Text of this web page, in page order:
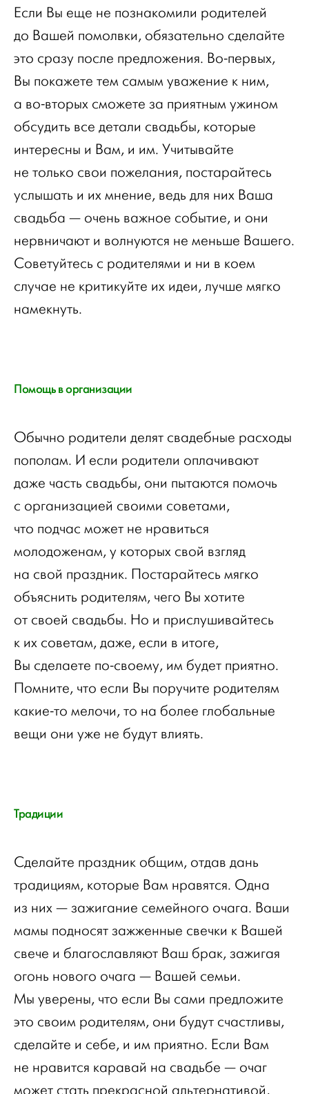
Если Вы еще не познакомили родителей
до Вашей помолвки, обязательно сделайте
это сразу после предложения. Во-первых,
Вы покажете тем самым уважение к ним,
а во-вторых сможете за приятным ужином
обсудить все детали свадьбы, которые
интересны и Вам, и им. Учитывайте
не только свои пожелания, постарайтесь
услышать и их мнение, ведь для них Ваша
свадьба — очень важное событие, и они
нервничают и волнуются не меньше Вашего.
Советуйтесь с родителями и ни в коем
случае не критикуйте их идеи, лучше мягко
намекнуть.
Помощь в организации
Обычно родители делят свадебные расходы
пополам. И если родители оплачивают
даже часть свадьбы, они пытаются помочь
с организацией своими советами,
что подчас может не нравиться
молодоженам, у которых свой взгляд
на свой праздник. Постарайтесь мягко
объяснить родителям, чего Вы хотите
от своей свадьбы. Но и прислушивайтесь
к их советам, даже, если в итоге,
Вы сделаете по-своему, им будет приятно.
Помните, что если Вы поручите родителям
какие-то мелочи, то на более глобальные
вещи они уже не будут влиять.
Традиции
Сделайте праздник общим, отдав дань
традициям, которые Вам нравятся. Одна
из них — зажигание семейного очага. Ваши
мамы подносят зажженные свечки к Вашей
свече и благославляют Ваш брак, зажигая
огонь нового очага — Вашей семьи.
Мы уверены, что если Вы сами предложите
это своим родителям, они будут счастливы,
сделайте и себе, и им приятно. Если Вам
не нравится каравай на свадьбе — очаг
может стать прекрасной альтернативой,